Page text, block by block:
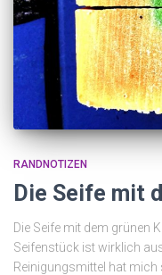
RANDNOTIZEN
Die Seife mit
Die Seife mit dem grünen
Seifenstück ist wirklich
Reinigungsmittel hat